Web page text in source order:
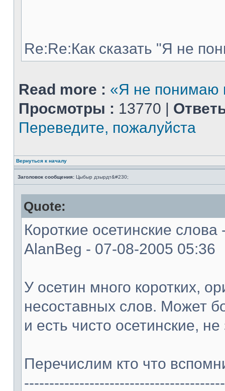
Re:Re:Как сказать "Я не
Read more : «Я не понимаю
Просмотры : 13770 |
Переведите, пожалуйста
Вернуться к началу
Заголовок сообщения: Цыбыр дзырдт&#230;
Quote:
Короткие осетинские слова
AlanBeg - 07-08-2005 05:36
У осетин много коротких,
несоставных слов. Может
и есть чисто осетинские,
Перечислим кто что